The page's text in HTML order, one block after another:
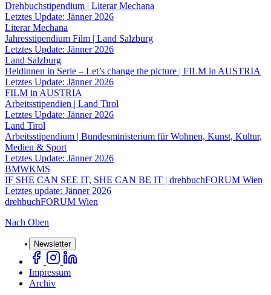
Drehbuchstipendium | Literar Mechana
Letztes Update: Jänner 2026
Literar Mechana
Jahresstipendium Film | Land Salzburg
Letztes Update: Jänner 2026
Land Salzburg
Heldinnen in Serie – Let’s change the picture | FILM in AUSTRIA
Letztes Update: Jänner 2026
FILM in AUSTRIA
Arbeitsstipendien | Land Tirol
Letztes Update: Jänner 2026
Land Tirol
Arbeitsstipendium | Bundesministerium für Wohnen, Kunst, Kultur,
Medien & Sport
Letztes Update: Jänner 2026
BMWKMS
IF SHE CAN SEE IT, SHE CAN BE IT | drehbuchFORUM Wien
Letztes update: Jänner 2026
drehbuchFORUM Wien
Nach Oben
Newsletter
Impressum
Archiv